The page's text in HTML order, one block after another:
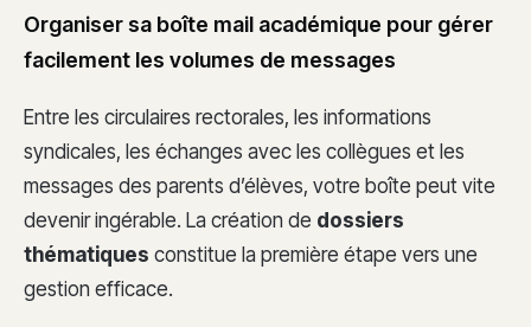
Organiser sa boîte mail académique pour gérer
facilement les volumes de messages
Entre les circulaires rectorales, les informations
syndicales, les échanges avec les collègues et les
messages des parents d’élèves, votre boîte peut vite
devenir ingérable. La création de dossiers
thématiques constitue la première étape vers une
gestion efficace.